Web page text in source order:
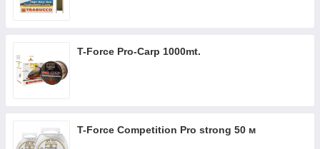
T-Force Pro-Carp 1000mt.
T-Force Competition Pro strong 50 м